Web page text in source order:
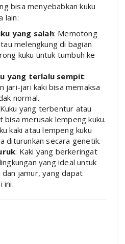
bisa menyebabkan kuku
lain:
yang salah: Memotong
melengkung di bagian
kuku untuk tumbuh ke
yang terlalu sempit:
jari-jari kaki bisa memaksa
normal.
yang terbentur atau
merusak lempeng kuku.
kaki atau lempeng kuku
diturunkan secara genetik.
: Kaki yang berkeringat
yang ideal untuk
jamur, yang dapat
ini.